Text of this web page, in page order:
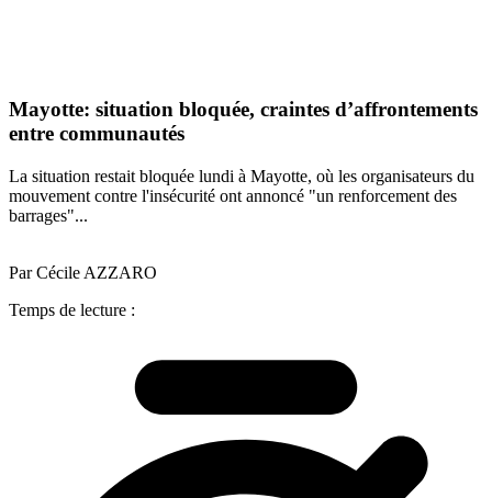
Mayotte: situation bloquée, craintes d’affrontements
entre communautés
La situation restait bloquée lundi à Mayotte, où les organisateurs du
mouvement contre l'insécurité ont annoncé "un renforcement des
barrages"...
Par Cécile AZZARO
Temps de lecture :